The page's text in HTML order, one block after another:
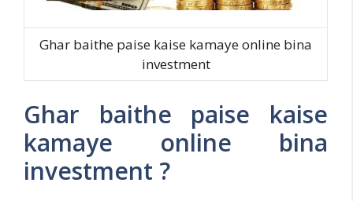
Ghar baithe paise kaise kamaye online bina
investment
Ghar baithe paise kaise
kamaye online bina
investment ?